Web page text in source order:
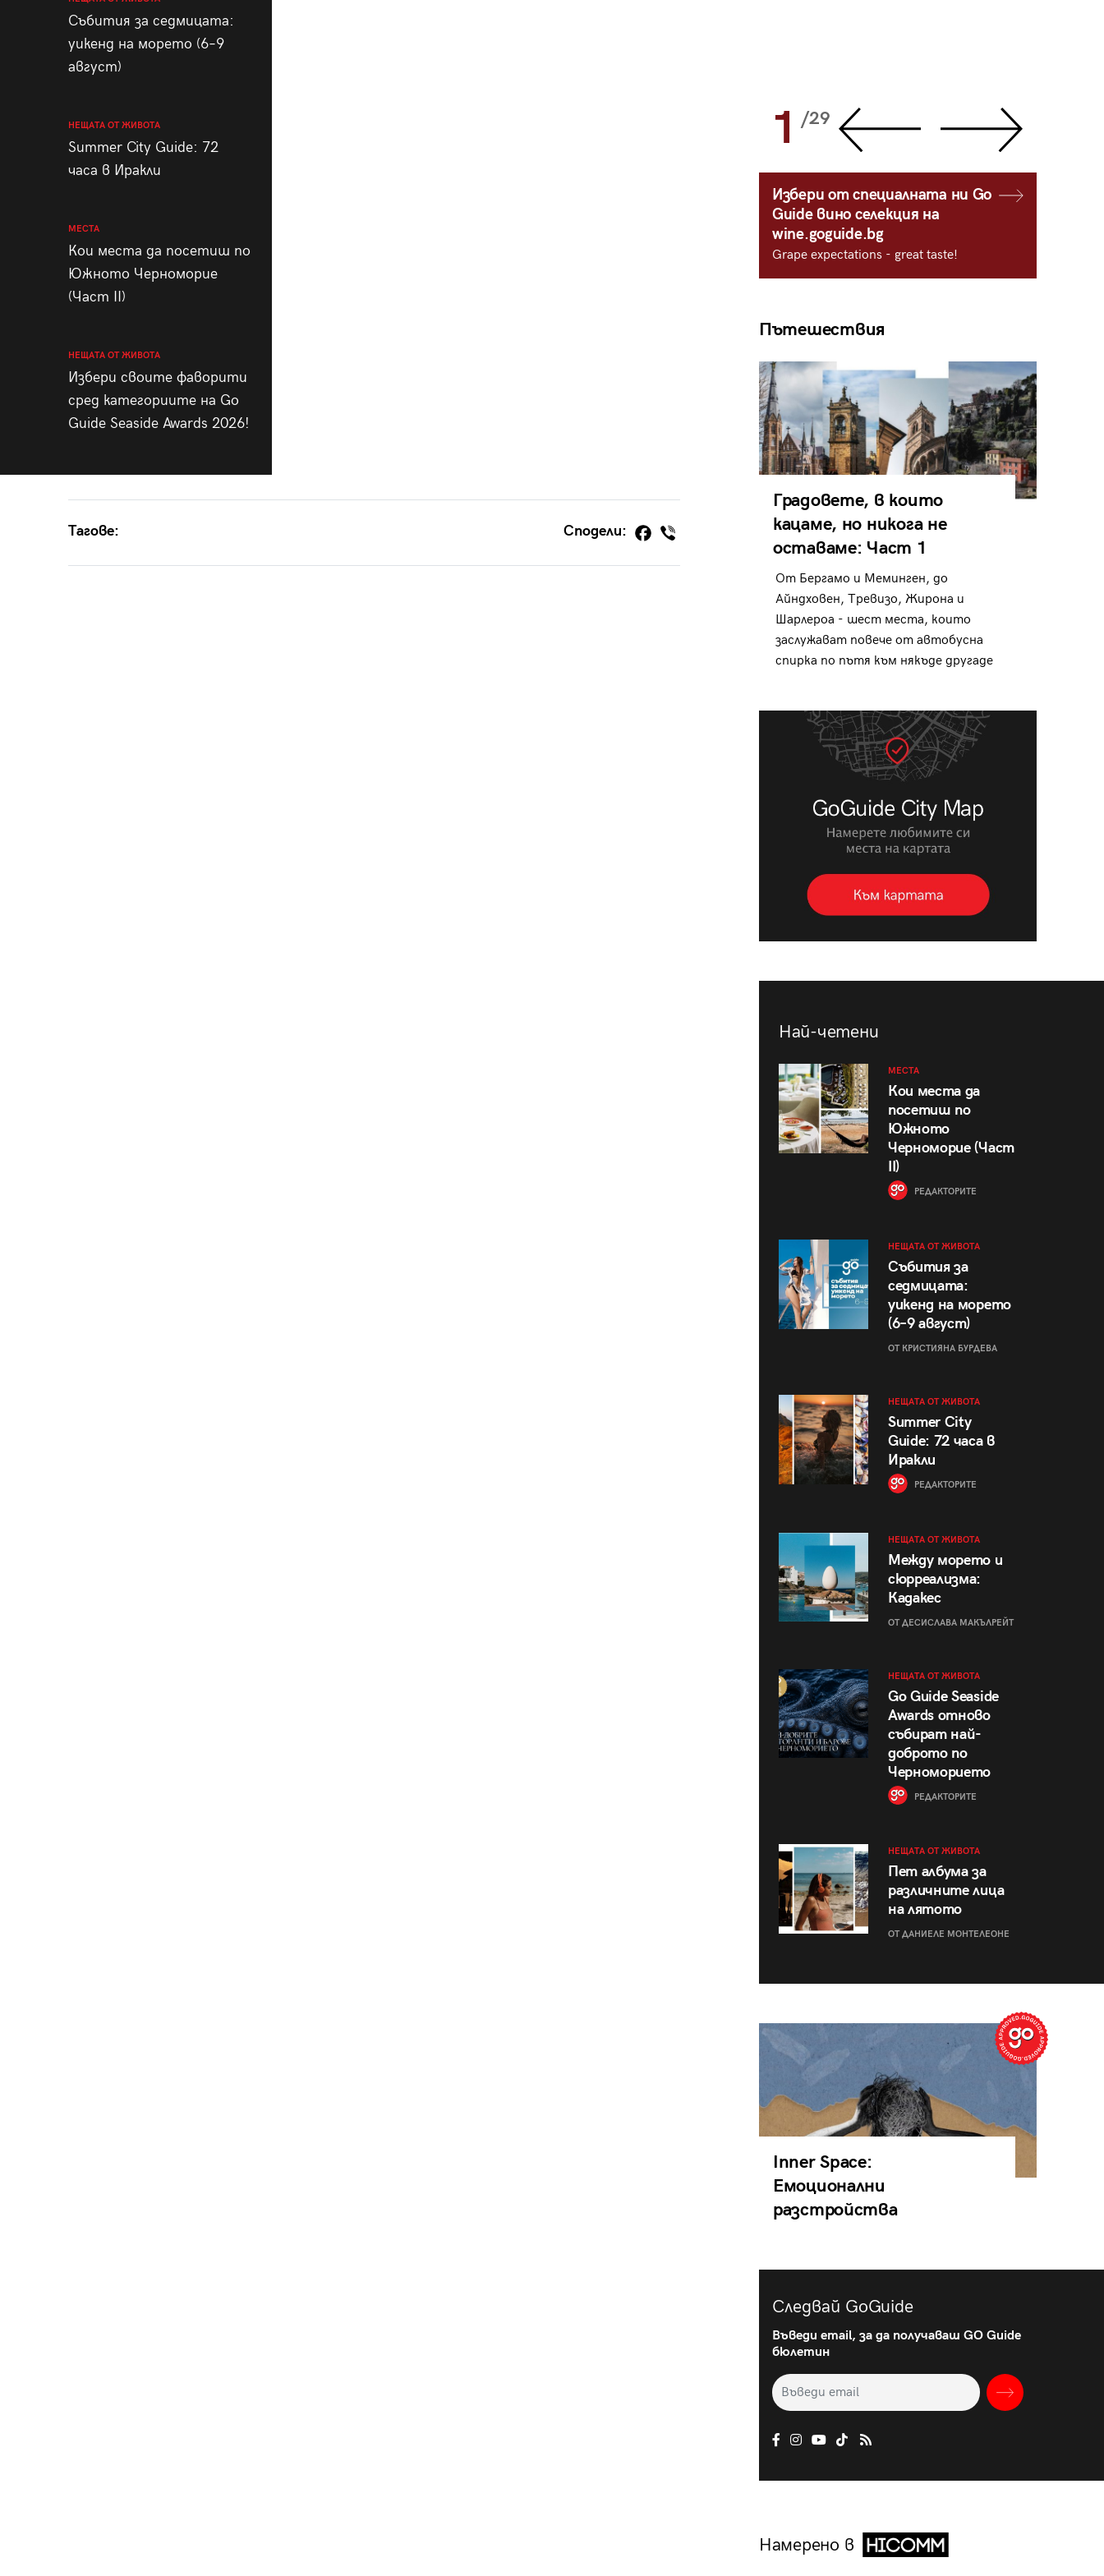
Събития за седмицата:
уикенд на морето (6–9
август)
НЕЩАТА ОТ ЖИВОТА
Summer City Guide: 72
часа в Иракли
МЕСТА
Кои места да посетиш по
Южното Черноморие
(Част II)
НЕЩАТА ОТ ЖИВОТА
Избери своите фаворити
сред категориите на Go
Guide Seaside Awards 2026!
Тагове: Сподели:
28 1 /29
Избери от специалната ни Go
Guide вино селекция на
wine.goguide.bg
Grape expectations - great taste!
Пътешествия
Градовете, в които
кацаме, но никога не
оставаме: Част 1
От Бергамо и Меминген, до
Айндховен, Тревизо, Жирона и
Шарлероа - шест места, които
заслужават повече от автобусна
спирка по пътя към някъде другаде
Най-четени
МЕСТА
Кои места да
посетиш по
Южното
Черноморие (Част
II)
РЕДАКТОРИТЕ
НЕЩАТА ОТ ЖИВОТА
Събития за
седмицата:
уикенд на морето
(6–9 август)
ОТ КРИСТИЯНА БУРДЕВА
НЕЩАТА ОТ ЖИВОТА
Summer City
Guide: 72 часа в
Иракли
РЕДАКТОРИТЕ
НЕЩАТА ОТ ЖИВОТА
Между морето и
сюрреализма:
Кадакес
ОТ ДЕСИСЛАВА МАКЪЛРЕЙТ
НЕЩАТА ОТ ЖИВОТА
Go Guide Seaside
Awards отново
събират най-
доброто по
Черноморието
РЕДАКТОРИТЕ
НЕЩАТА ОТ ЖИВОТА
Пет албума за
различните лица
на лятото
ОТ ДАНИЕЛЕ МОНТЕЛЕОНЕ
Inner Space:
Емоционални
разстройства
Следвай GoGuide
Въведи email, за да получаваш GO Guide
бюлетин
Намерено в